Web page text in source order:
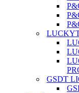
GSDT